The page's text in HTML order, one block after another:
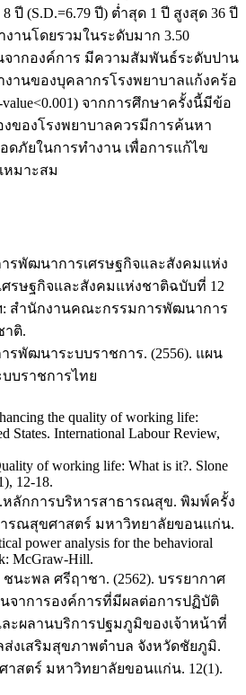
ปี (S.D.=6.79 ปี) ต่ำสุด 1 ปี สูงสุด 36 ปี
านโดยรวมในระดับมาก 3.50
จากองค์การ มีความสัมพันธ์ระดับปาน
านของบุคลากรโรงพยาบาลแก้งคร้อ
จากการศึกษาครั้งนี้มีข้อ
ของโรงพยาบาลควรมีการค้นหา
ดภัยในการทำงาน เพื่อการแก้ไข
หมาะสม
รพัฒนาการเศรษฐกิจและสังคมแห่ง
ศรษฐกิจและสังคมแห่งชาติฉบับที่ 12
ฯ: สำนักงานคณะกรรมการพัฒนาการ
าติ.
รพัฒนาระบบราชการ. (2556). แผน
บราชการไทย
the quality of working life:
States. International Labour Review,
of working life: What is it?. Slone
12-18.
หลักการบริหารสาธารณสุข. พิมพ์ครั้ง
รณสุขศาสตร์ มหาวิทยาลัยขอนแก่น.
power analysis for the behavioral
McGraw-Hill.
นะพล ศรีฤาชา. (2562). บรรยากาศ
จาการองค์การที่มีผลต่อการปฏิบัติ
ผลานบริการปฐมภูมิของเจ้าหน้าที่
งเสริมสุขภาพตำบล จังหวัดชัยภูมิ.
สตร์ มหาวิทยาลัยขอนแก่น. 12(1).